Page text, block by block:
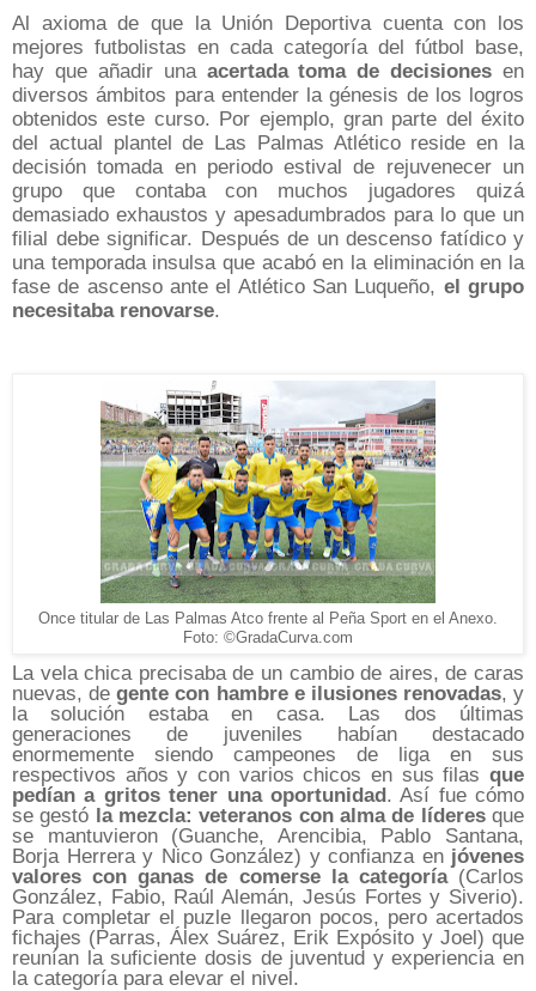
Al axioma de que la Unión Deportiva cuenta con los
mejores futbolistas en cada categoría del fútbol base,
hay que añadir unaacertada toma de decisiones en
diversos ámbitos para entender la génesis de los logros
obtenidos este curso. Por ejemplo, gran parte del éxito
del actual plantel de Las Palmas Atlético reside en la
decisión tomada en periodo estival de rejuvenecer un
grupo que contaba con muchos jugadores quizá
demasiado exhaustos y apesadumbrados para lo que un
filial debe significar. Después de un descenso fatídico y
una temporada insulsa que acabó en la eliminación en la
fase de ascenso ante el Atlético San Luqueño, el grupo
necesitaba renovarse.
Once titular de Las Palmas Atco frente al Peña Sport en el Anexo.
Foto: ©GradaCurva.com
La vela chica precisaba de un cambio de aires, de caras
nuevas, degente con hambre e ilusiones renovadas, y
la solución estaba en casa. Las dos últimas
generaciones de juveniles habían destacado
enormemente siendo campeones de liga en sus
respectivos años y con varios chicos en sus filas que
pedían a gritos tener una oportunidad. Así fue cómo
se gestó la mezcla: veteranos con alma de líderesque
se mantuvieron (Guanche, Arencibia, Pablo Santana,
Borja Herrera y Nico González) y confianza enjóvenes
valores con ganas de comerse la categoría(Carlos
González, Fabio, Raúl Alemán, Jesús Fortes y Siverio).
Para completar el puzle llegaron pocos, pero acertados
fichajes (Parras, Álex Suárez, Erik Expósito y Joel) que
reunían la suficiente dosis de juventud y experiencia en
la categoría para elevar el nivel.